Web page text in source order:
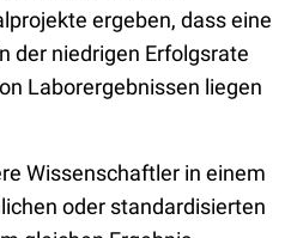
ergeben, dass eine
der niedrigen Erfolgsrate
Laborergebnissen liegen
Wissenschaftler in einem
oder standardisierten